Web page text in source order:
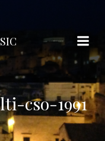
cso-1991